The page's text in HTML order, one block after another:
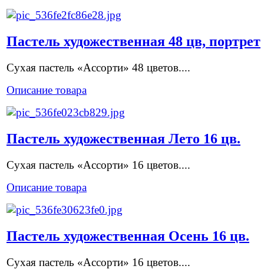
Пастель художественная 48 цв, портрет
Сухая пастель «Ассорти» 48 цветов....
Описание товара
Пастель художественная Лето 16 цв.
Сухая пастель «Ассорти» 16 цветов....
Описание товара
Пастель художественная Осень 16 цв.
Сухая пастель «Ассорти» 16 цветов....